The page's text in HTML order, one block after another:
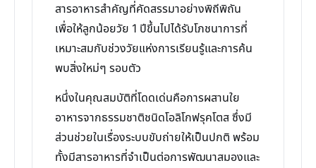
สารอาหารสำคัญที่คัดสรรมาอย่างพิถีพิถัน
เพื่อให้ลูกน้อยวัย 1 ปีขึ้นไปได้รับโภชนาการที่
เหมาะสมกับช่วงวัยแห่งการเรียนรู้และการค้น
พบสิ่งใหม่ๆ รอบตัว
หนึ่งในคุณสมบัติที่โดดเด่นคือการผสานใย
อาหารจากธรรมชาติชนิดโอลิโกฟรุคโตส ซึ่งมี
ส่วนช่วยในเรื่องระบบขับถ่ายให้เป็นปกติ พร้อม
ทั้งมีสารอาหารที่จำเป็นต่อการพัฒนาสมองและ